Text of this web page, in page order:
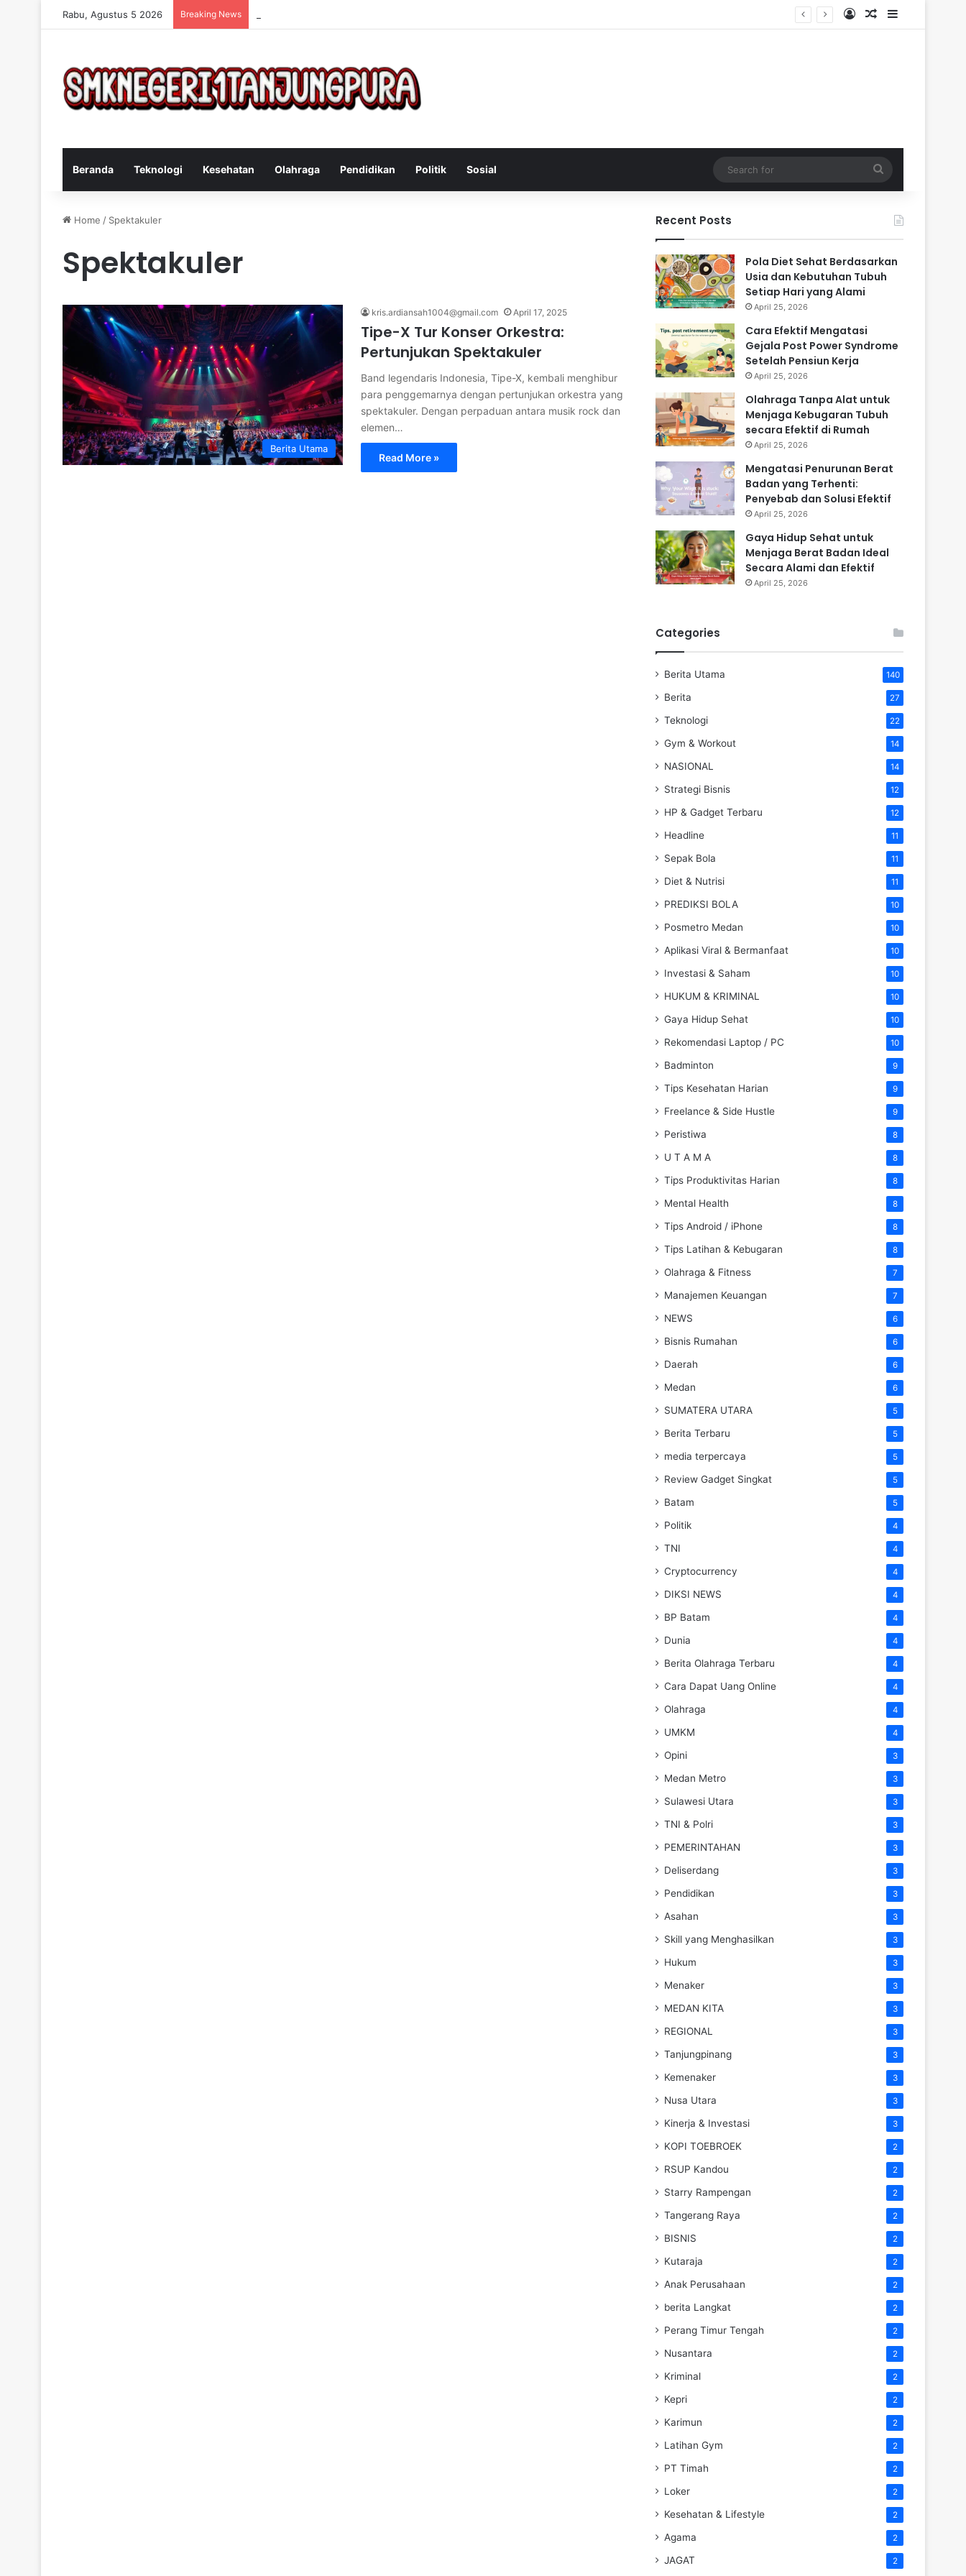
Rabu, Agustus 5 2026 Breaking News Log InRandom Article
Sidebar
Beranda Teknologi Kesehatan Olahraga Pendidikan Politik Sosial
for
Home / Spektakuler
Spektakuler
Berita Utama
kris.ardiansah1004@gmail.com April 17, 2025
Tipe-X Tur Konser Orkestra:
Pertunjukan Spektakuler
Band legendaris Indonesia, Tipe-X, kembali menghibur
para penggemarnya dengan pertunjukan orkestra yang
spektakuler. Dengan perpaduan antara musik rock dan
elemen…
Read More »
Recent Posts
Pola Diet Sehat Berdasarkan
Usia dan Kebutuhan Tubuh
Setiap Hari yang Alami
April 25, 2026
Cara Efektif Mengatasi
Gejala Post Power Syndrome
Setelah Pensiun Kerja
April 25, 2026
Olahraga Tanpa Alat untuk
Menjaga Kebugaran Tubuh
secara Efektif di Rumah
April 25, 2026
Mengatasi Penurunan Berat
Badan yang Terhenti:
Penyebab dan Solusi Efektif
April 25, 2026
Gaya Hidup Sehat untuk
Menjaga Berat Badan Ideal
Secara Alami dan Efektif
April 25, 2026
Categories
Berita Utama 140
Berita 27
Teknologi 22
Gym & Workout 14
NASIONAL 14
Strategi Bisnis 12
HP & Gadget Terbaru 12
Headline 11
Sepak Bola 11
Diet & Nutrisi 11
PREDIKSI BOLA 10
Posmetro Medan 10
Aplikasi Viral & Bermanfaat 10
Investasi & Saham 10
HUKUM & KRIMINAL 10
Gaya Hidup Sehat 10
Rekomendasi Laptop / PC 10
Badminton 9
Tips Kesehatan Harian 9
Freelance & Side Hustle 9
Peristiwa 8
U T A M A 8
Tips Produktivitas Harian 8
Mental Health 8
Tips Android / iPhone 8
Tips Latihan & Kebugaran 8
Olahraga & Fitness 7
Manajemen Keuangan 7
NEWS 6
Bisnis Rumahan 6
Daerah 6
Medan 6
SUMATERA UTARA 5
Berita Terbaru 5
media terpercaya 5
Review Gadget Singkat 5
Batam 5
Politik 4
TNI 4
Cryptocurrency 4
DIKSI NEWS 4
BP Batam 4
Dunia 4
Berita Olahraga Terbaru 4
Cara Dapat Uang Online 4
Olahraga 4
UMKM 4
Opini 3
Medan Metro 3
Sulawesi Utara 3
TNI & Polri 3
PEMERINTAHAN 3
Deliserdang 3
Pendidikan 3
Asahan 3
Skill yang Menghasilkan 3
Hukum 3
Menaker 3
MEDAN KITA 3
REGIONAL 3
Tanjungpinang 3
Kemenaker 3
Nusa Utara 3
Kinerja & Investasi 3
KOPI TOEBROEK 2
RSUP Kandou 2
Starry Rampengan 2
Tangerang Raya 2
BISNIS 2
Kutaraja 2
Anak Perusahaan 2
berita Langkat 2
Perang Timur Tengah 2
Nusantara 2
Kriminal 2
Kepri 2
Karimun 2
Latihan Gym 2
PT Timah 2
Loker 2
Kesehatan & Lifestyle 2
Agama 2
JAGAT 2